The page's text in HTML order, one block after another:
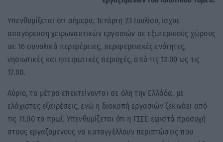
Υπενθυμίζεται ότι σήμερα, Τετάρτη 23 Ιουλίου, ίσχυε
απαγόρευση χειρωνακτικών εργασιών σε εξωτερικούς χώρους
σε 16 συνολικά περιφέρειες, περιφερειακές ενότητες,
νησιωτικές και ηπειρωτικές περιοχές, από τις 12.00 ως τις
17.00.
Αύριο, τα μέτρα επεκτείνονται σε όλη την Ελλάδα, με
ελάχιστες εξαιρέσεις, ενώ η διακοπή εργασιών ξεκινάει από
τις 11.00 το πρωί. Υπενθυμίζεται ότι η ΓΣΕΕ εφιστά προσοχή
στους εργαζομενους να καταγγέλλουν περιπτώσεις που